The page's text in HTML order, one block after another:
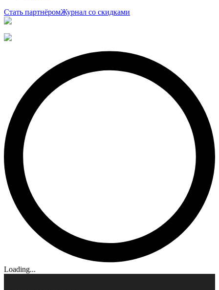
Стать партнёромЖурнал со скидками
Loading...